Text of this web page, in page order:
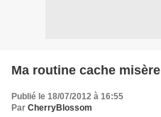
Ma routine cache misère
Publié le 18/07/2012 à 16:55
Par CherryBlossom